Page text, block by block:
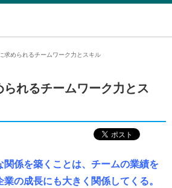
求められるチームワーク力とスキル
られるチームワーク力とス
係を築くことは、チームの業績を
の成長にも大きく関係してくる。